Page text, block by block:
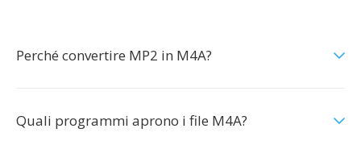
Perché convertire MP2 in M4A?
Quali programmi aprono i file M4A?